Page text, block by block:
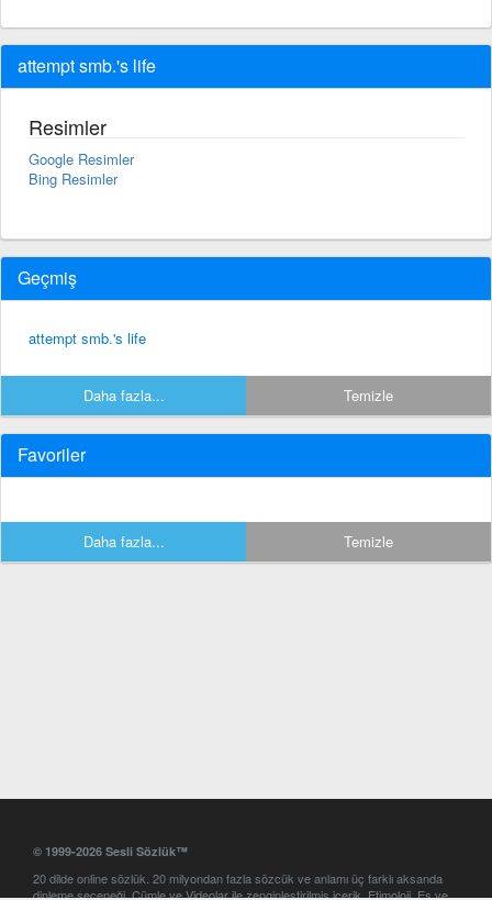
attempt smb.'s life
Resimler
Google Resimler
Bing Resimler
Geçmiş
attempt smb.'s life
Daha fazla... Temizle
Favoriler
Daha fazla... Temizle
© 1999-2026 Sesli Sözlük™
20 dilde online sözlük. 20 milyondan fazla sözcük ve anlamı üç farklı aksanda
dinleme seçeneği. Cümle ve Videolar ile zenginleştirilmiş içerik. Etimoloji, Eş ve